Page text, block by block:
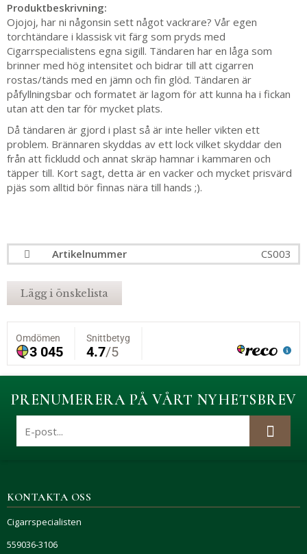
Produktbeskrivning:
Ojojoj, har ni någonsin sett något vackrare? Vår egen
torchtändare i klassisk vit färg som pryds med
Cigarrspecialistens egna sigill. Tändaren har en låga som
brinner med hög intensitet och bidrar till att cigarren
rostas/tänds med en jämn och fin glöd. Tändaren är
påfyllningsbar och formatet är lagom för att kunna ha i fickan
utan att den tar för mycket plats.
Då tändaren är gjord i plast så är inte heller vikten ett
problem. Brännaren skyddas av ett lock vilket skyddar den
från att fickludd och annat skräp hamnar i kammaren och
täpper till. Kort sagt, detta är en vacker och mycket prisvärd
pjäs som alltid bör finnas nära till hands ;).
Artikelnummer CS003
Lägg i önskelista
PRENUMERERA PÅ VÅRT NYHETSBREV
KONTAKTA OSS
Cigarrspecialisten
559036-3106